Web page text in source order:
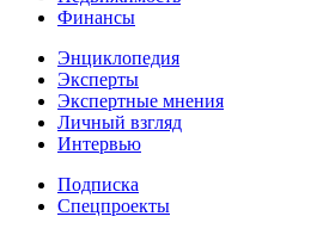
Финансы
Энциклопедия
Эксперты
Экспертные мнения
Личный взгляд
Интервью
Подписка
Спецпроекты